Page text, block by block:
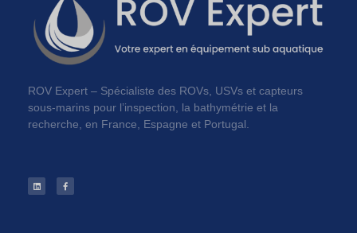
ROV Expert – Spécialiste des ROVs, USVs et capteurs
sous-marins pour l’inspection, la bathymétrie et la
recherche, en France, Espagne et Portugal.